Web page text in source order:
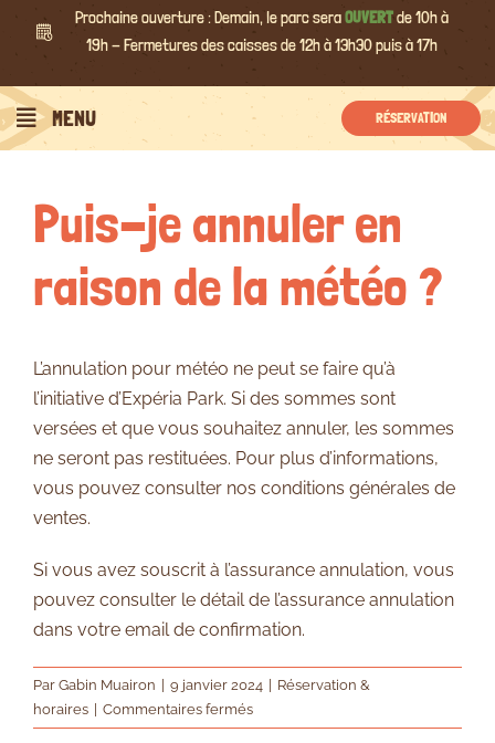
Prochaine ouverture : Demain, le parc seraOUVERTde 10h à
19h - Fermetures des caisses de 12h à 13h30 puis à 17h
MENU RÉSERVATION
Précédent Suivant
Puis-je annuler en
raison de la météo ?
L’annulation pour météo ne peut se faire qu’à
l’initiative d’Expéria Park. Si des sommes sont
versées et que vous souhaitez annuler, les sommes
ne seront pas restituées. Pour plus d’informations,
vous pouvez consulter nos conditions générales de
ventes.
Si vous avez souscrit à l’assurance annulation, vous
pouvez consulter le détail de l’assurance annulation
dans votre email de confirmation.
Par Gabin Muairon 9 janvier 2024
Réservation &
horaires
Commentaires ferméssur
Puis-